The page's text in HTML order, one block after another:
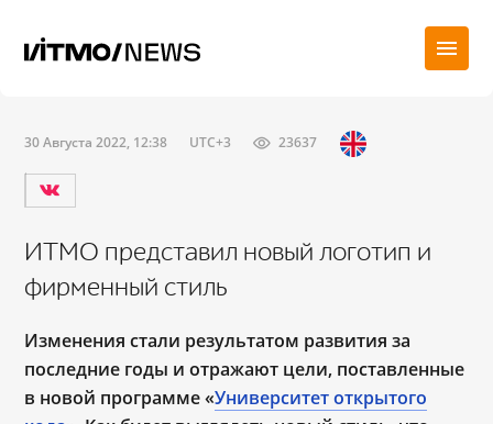
30 Августа 2022, 12:38 UTC+3 23637
ИТМО представил новый логотип и
фирменный стиль
Изменения стали результатом развития за
последние годы и отражают цели, поставленные
в новой программе «Университет открытого